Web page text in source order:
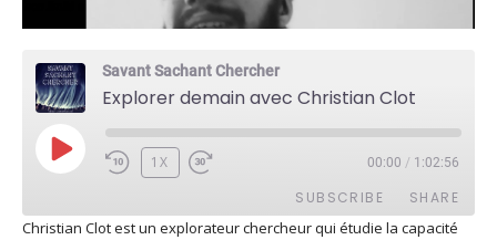
Savant Sachant Chercher
Explorer demain avec Christian Clot
PLAY
EPISODE
1X 00:00 / 1:02:56
SUBSCRIBE SHARE
Christian Clot est un explorateur chercheur qui étudie la capacité